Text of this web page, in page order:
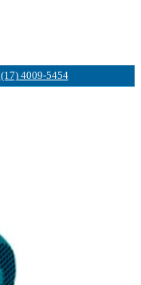
(17) 4009-5454